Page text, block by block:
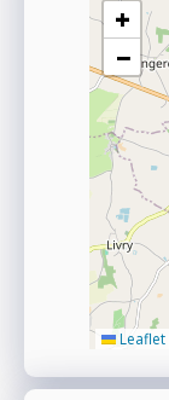
+
−
Leaflet